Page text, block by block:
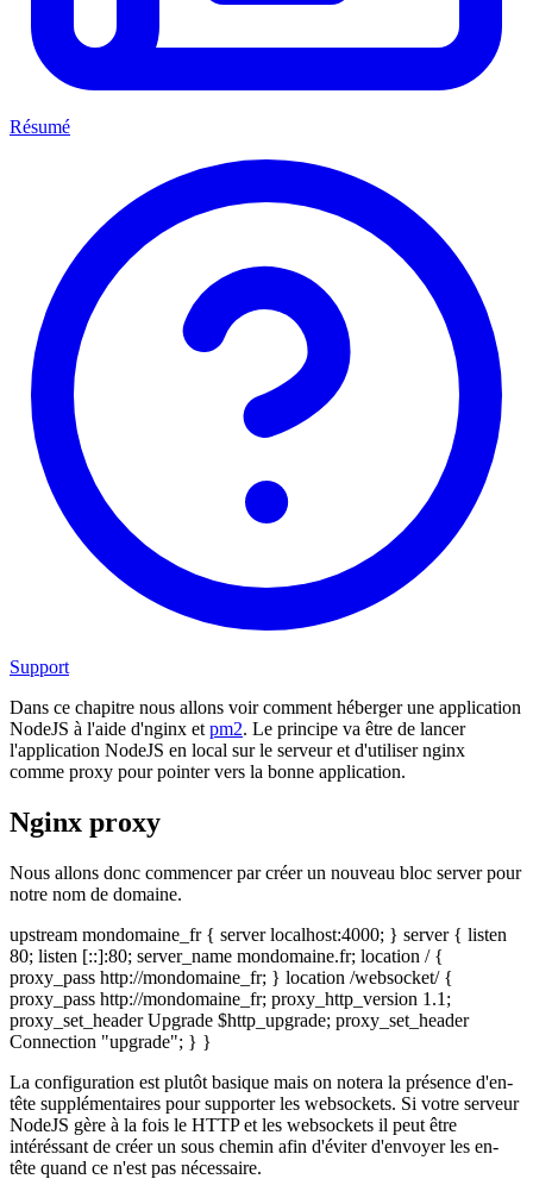
Résumé
Support
Dans ce chapitre nous allons voir comment héberger une application
NodeJS à l'aide d'nginx et pm2. Le principe va être de lancer
l'application NodeJS en local sur le serveur et d'utiliser nginx
comme proxy pour pointer vers la bonne application.
Nginx proxy
Nous allons donc commencer par créer un nouveau bloc server pour
notre nom de domaine.
upstream mondomaine_fr { server localhost:4000; } server { listen
80; listen [::]:80; server_name mondomaine.fr; location / {
proxy_pass http://mondomaine_fr; } location /websocket/ {
proxy_pass http://mondomaine_fr; proxy_http_version 1.1;
proxy_set_header Upgrade $http_upgrade; proxy_set_header
Connection "upgrade"; } }
La configuration est plutôt basique mais on notera la présence d'en-
tête supplémentaires pour supporter les websockets. Si votre serveur
NodeJS gère à la fois le HTTP et les websockets il peut être
intéréssant de créer un sous chemin afin d'éviter d'envoyer les en-
tête quand ce n'est pas nécessaire.